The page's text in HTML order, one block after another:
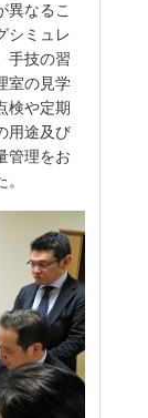
異なるこ
シミュレ
手技の習
室の見学
検や定期
用途及び
管理をお